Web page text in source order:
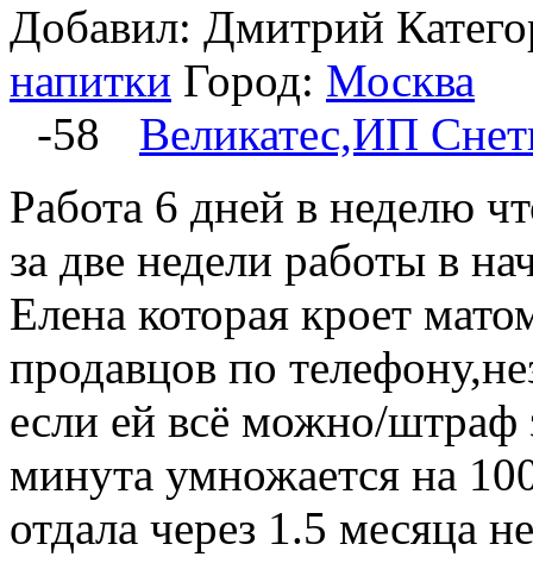
Добавил: Дмитрий
напитки Город: Москва
-58
Великатес,ИП
Работа 6 дней в неделю
за две недели работы в
Елена которая кроет
продавцов по
если ей всё можно/штраф
минута умножается на
отдала через 1.5 месяца